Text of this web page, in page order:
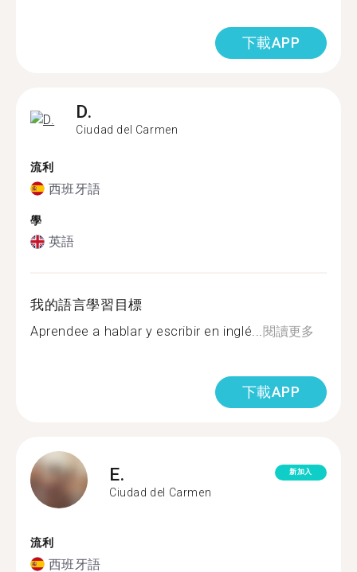
下載APP
D.
Ciudad del Carmen
流利
西班牙語
學
英語
我的語言學習目標
Aprendee a hablar y escribir en inglé...閱讀更多
下載APP
E.
Ciudad del Carmen
新加入
流利
西班牙語